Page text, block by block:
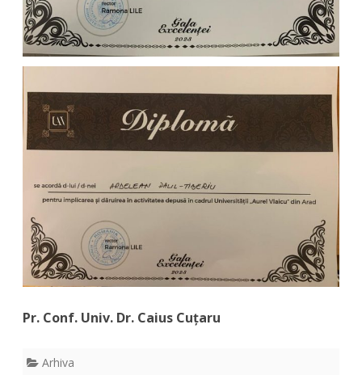
Pr. Conf. Univ. Dr. Caius Cuțaru
Arhiva